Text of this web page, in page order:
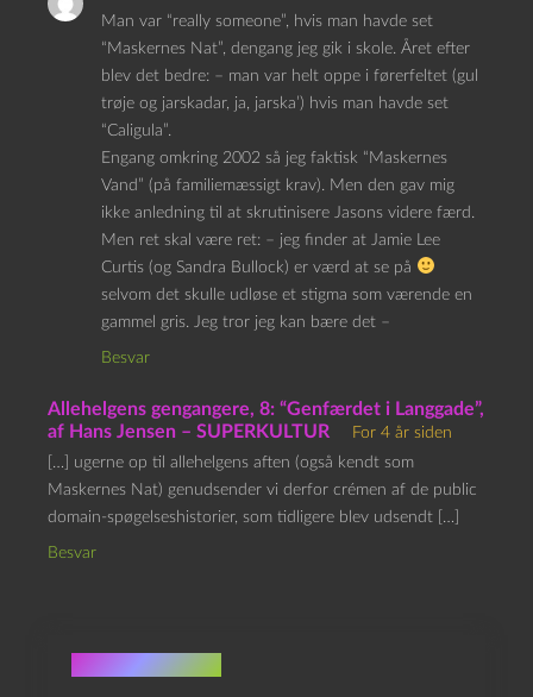
Man var “really someone”, hvis man havde set
“Maskernes Nat”, dengang jeg gik i skole. Året efter
blev det bedre: – man var helt oppe i førerfeltet (gul
trøje og jarskadar, ja, jarska’) hvis man havde set
“Caligula”.
Engang omkring 2002 så jeg faktisk “Maskernes
Vand” (på familiemæssigt krav). Men den gav mig
ikke anledning til at skrutinisere Jasons videre færd.
Men ret skal være ret: – jeg finder at Jamie Lee
Curtis (og Sandra Bullock) er værd at se på
selvom det skulle udløse et stigma som værende en
gammel gris. Jeg tror jeg kan bære det –
Besvar
Allehelgens gengangere, 8: “Genfærdet i Langgade”,
af Hans Jensen – SUPERKULTUR
For 4 år siden
[…] ugerne op til allehelgens aften (også kendt som
Maskernes Nat) genudsender vi derfor crémen af de public
domain-spøgelseshistorier, som tidligere blev udsendt […]
Besvar
Skriv et svar